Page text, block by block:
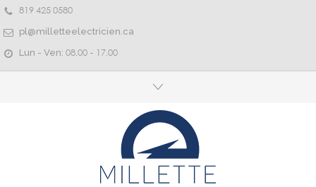
819 425 0580
pl@milletteelectricien.ca
Lun - Ven: 08.00 - 17.00